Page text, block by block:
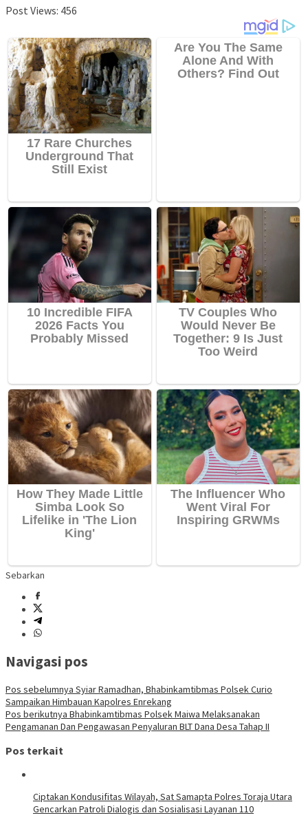
Post Views: 456
Sebarkan
Navigasi pos
Pos sebelumnya Syiar Ramadhan, Bhabinkamtibmas Polsek Curio
Sampaikan Himbauan Kapolres Enrekang
Pos berikutnya Bhabinkamtibmas Polsek Maiwa Melaksanakan
Pengamanan Dan Pengawasan Penyaluran BLT Dana Desa Tahap II
Pos terkait
Ciptakan Kondusifitas Wilayah, Sat Samapta Polres Toraja Utara
Gencarkan Patroli Dialogis dan Sosialisasi Layanan 110